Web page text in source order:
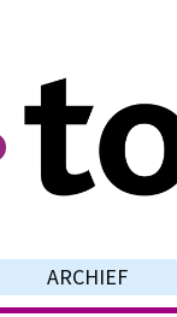
ARCHIEF